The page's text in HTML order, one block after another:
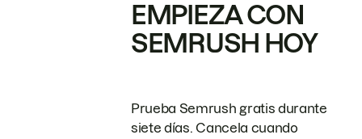
EMPIEZA CON
SEMRUSH HOY
Prueba Semrush gratis durante
siete días. Cancela cuando